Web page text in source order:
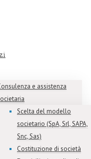
e assistenza
Scelta del modello
societario (SpA, Srl, SAPA,
Snc, Sas)
Costituzione di società